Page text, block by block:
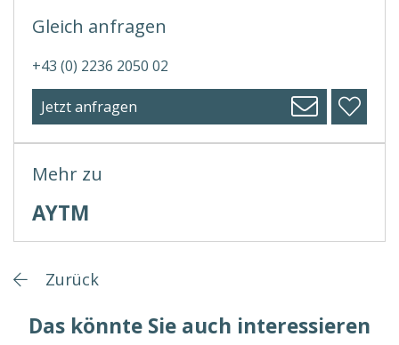
Mehr zu
AYTM
Gleich anfragen
+43 (0) 2236 2050 02
Jetzt anfragen
Zurück
Das könnte Sie auch interessieren